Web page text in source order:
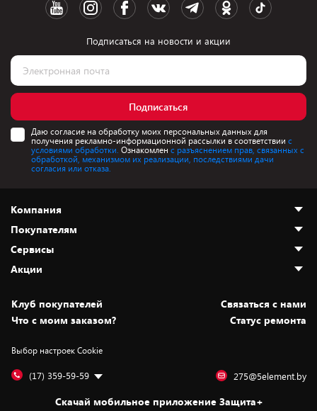
Подписаться на новости и акции
Подписаться
Даю согласие на обработку моих персональных данных для
получения рекламно-информационной рассылки в соответствии с
условиями обработки. Ознакомлен с разъяснением прав, связанных с
обработкой, механизмом их реализации, последствиями дачи
согласия или отказа.
Компания
О нас
Адреса магазинов
Новости
Статьи и обзоры
Вакансии
Дай пять добру!
Покупателям
Как сделать заказ
Оплата и доставка
Безналичный расчёт
Обмен и возврат товара
Обработка персональных данных
Подарочные карты
Сервисы
Установка техники
Для игровых консолей
Для мобильных устройств
Для компьютеров
Акции
Скидки и промокоды
Белорусские товары
Бонусы
Оплата частями
Клуб покупателей
Cвязаться с нами
Что с моим заказом?
Статус ремонта
Выбор настроек Cookie
(17) 359-59-59 275@5element.by
Скачай мобильное приложение Защита+